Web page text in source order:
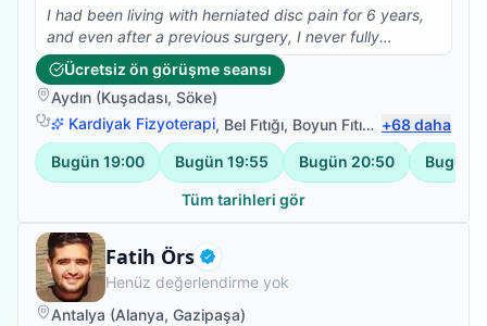
I had been living with herniated disc pain for 6 years,
and even after a previous surgery, I never fully
recovered. Meeting Fzt. Mehmet changed everything
for me. With his accurate diagnosis and treatment plan,
he finally relieved me of that constant pain. I am very
grateful for his professionalism and kindness. I highly
recommend him...
Ücretsiz ön görüşme seansı
Aydın (Kuşadası, Söke)
Kardiyak Fizyoterapi, Bel Fıtığı, Boyun Fıtığı ,Omuz Bağ
+68daha
Bugün 19:00 Bugün 19:55 Bugün 20:50 Bugün
Tüm tarihleri gör
Fatih Örs Doğrulanmış
Fizyoterapist
Henüz değerlendirme yok
Antalya (Alanya, Gazipaşa)